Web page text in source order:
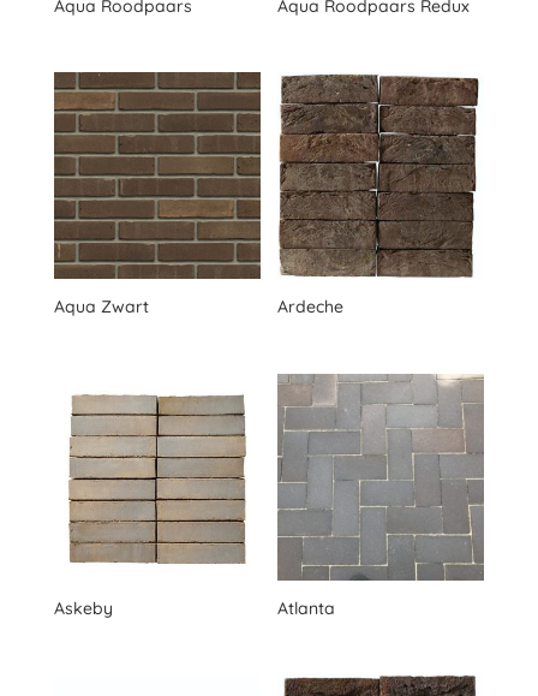
Aqua Roodpaars Aqua Roodpaars Redux
Aqua Zwart Ardeche
Askeby Atlanta